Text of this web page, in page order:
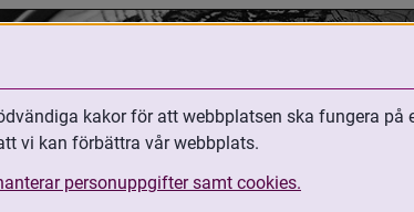
kakor för att webbplatsen ska fungera på
vi kan förbättra vår webbplats.
personuppgifter samt cookies.